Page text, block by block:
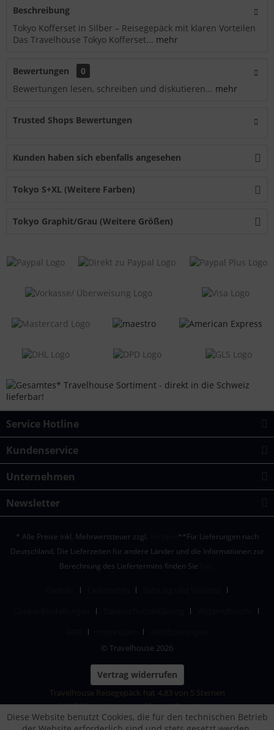
Beschreibung
Tokyo Kofferset in Silber – Reisegepäck mit klaren Vorteilen
Das Travelhouse Tokyo Kofferset... mehr
Bewertungen
0
Bewertungen lesen, schreiben und diskutieren... mehr
Trusted Shops Bewertungen
Kunden haben sich ebenfalls angesehen
Tokyo S+XL (Weitere Farben)
Tokyo Graphit/Grau (Weitere Größen)
Service Hotline
Kundenservice
Unternehmen
Newsletter
* Alle Preise inkl. Mehrwertsteuer zzgl.
**Für Lieferungen nach
Deutschland. Die Lieferzeiten für andere Länder und die Informationen zur
Berechnung des Liefertermins finden Sie
© Travelhouse 2026
Vertrag widerrufen
Travelhouse Reisegepäck hat 4,83 von 5 Sternen
|1876Bewertungen auf ProvenExpert.com
Diese Website benutzt Cookies, die für den technischen Betrieb